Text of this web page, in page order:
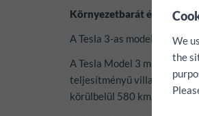
Környezetbarát és
A Tesla 3-as modellje
A Tesla Model 3 mindössze
teljesítményű
körülbelül 580 km.
We
the